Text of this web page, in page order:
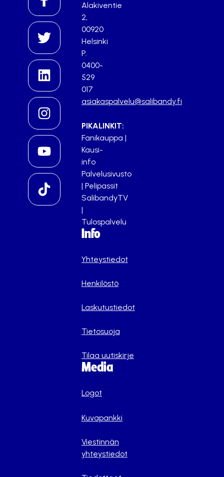
Alakiventie
2,
00920
Helsinki
P.
0400-
529
017
asiakaspalvelu@salibandy.fi
PIKALINKIT:
Fanikauppa |
Kausi-
info
Palvelusivusto
| Pelipassit
SalibandyTV
|
Tulospalvelu
Info
Yhteystiedot
Henkilöstö
Laskutustiedot
Tietosuoja
Tilaa uutiskirje
Media
Logot
Kuvapankki
Viestinnän
yhteystiedot